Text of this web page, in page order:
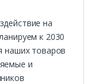
на
к 2030
наших товаров
и